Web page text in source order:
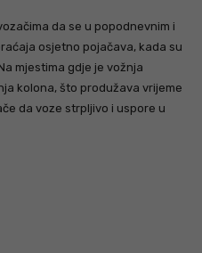
da se u popodnevnim i
osjetno pojačava, kada su
mjestima gdje je vožnja
kolona, što produžava vrijeme
da voze strpljivo i uspore u